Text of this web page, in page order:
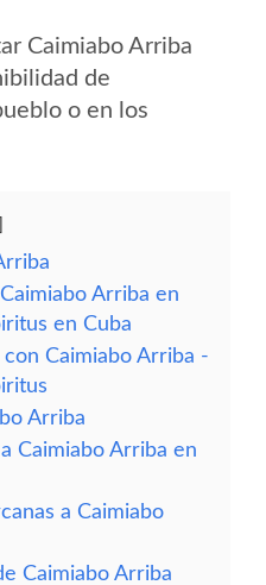
Caimiabo Arriba
de
o en los
Arriba en
en Cuba
Caimiabo Arriba -
Arriba
Caimiabo Arriba en
a Caimiabo
Caimiabo Arriba